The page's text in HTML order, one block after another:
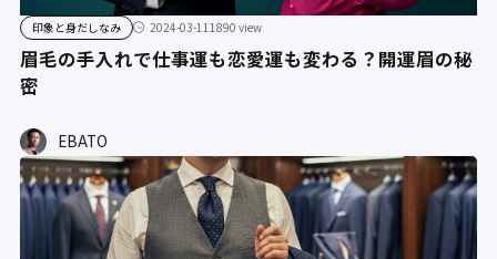
印象と身だしなみ 2024-03-111890 view
眉毛の手入れで仕事運も恋愛運も変わる？開運眉の秘
密
EBATO